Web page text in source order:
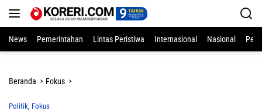
News
Pemerintahan Lintas Peristiwa Internasional Nasional
Beranda Fokus
Politik, Fokus